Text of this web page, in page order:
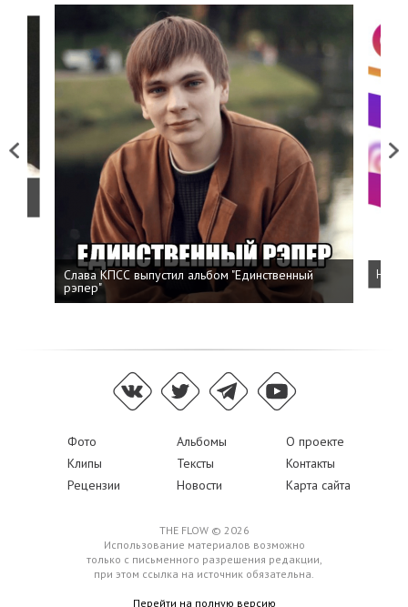
Previous
Слава КПСС выпустил альбом "Единственный
рэпер"
Next
Фото Альбомы
О проекте
Клипы
Тексты
Контакты
Рецензии
Новости Карта сайта
THE FLOW © 2026
Использование материалов возможно
только с письменного разрешения редакции,
при этом ссылка на источник обязательна.
Перейти на полную версию